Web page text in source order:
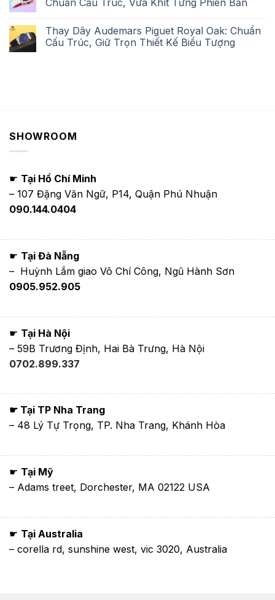
Thay Dây Audemars Piguet Royal Oak: Chuẩn
Cấu Trúc, Giữ Trọn Thiết Kế Biểu Tượng
SHOWROOM
☛ Tại Hồ Chí Minh
– 107 Đặng Văn Ngữ, P14, Quận Phú Nhuận
090.144.0404
☛ Tại Đà Nẵng
– Huỳnh Lắm giao Võ Chí Công, Ngũ Hành Sơn
0905.952.905
☛ Tại Hà Nội
– 59B Trương Định, Hai Bà Trưng, Hà Nội
0702.899.337
☛ Tại TP Nha Trang
– 48 Lý Tự Trọng, TP. Nha Trang, Khánh Hòa
☛ Tại Mỹ
– Adams treet, Dorchester, MA 02122 USA
☛ Tại Australia
– corella rd, sunshine west, vic 3020, Australia